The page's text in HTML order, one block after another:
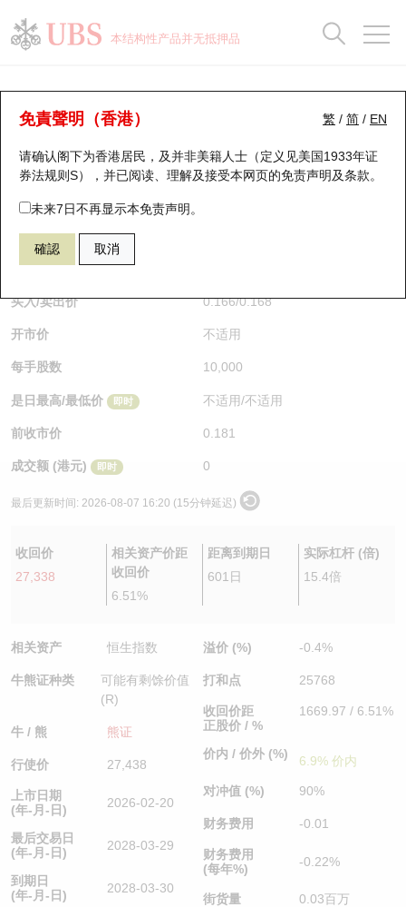
本结构性产品并无抵押品
繁 / 简 / EN
免責聲明（香港）
请确认阁下为香港居民，及并非美籍人士（定义见美国1933年证
券法规则S），并已阅读、理解及接受本网页的免责声明及条款。
未来7日不再显示本免责声明。
確認 取消
牛熊证分析仪
表现 街货统计 比较
62697 瑞银熊证 HSI 恒生指数
$0.167 0.014
买入/卖出价 0.166/0.168
开市价 不适用
每手股数 10,000
是日最高/最低价 即时 不适用/不适用
前收市价 0.181
成交额 (港元) 即时 0
最后更新时间: 2026-08-07 16:20 (15分钟延迟)
收回价
27,338
相关资产价距
收回价
6.51%
距离到期日
601日
实际杠杆 (倍)
15.4倍
相关资产 恒生指数
牛熊证种类
可能有剩馀价值
(R)
牛 / 熊 熊证
行使价 27,438
上市日期
(年-月-日)
2026-02-20
最后交易日
(年-月-日)
2028-03-29
到期日
(年-月-日)
2028-03-30
溢价 (%) -0.4%
打和点 25768
收回价距
正股价 / %
1669.97 / 6.51%
价内 / 价外 (%) 6.9% 价内
对冲值 (%) 90%
财务费用 -0.01
财务费用
(每年%)
-0.22%
街货量 0.03百万
瑞银认股证一览
新发行瑞银认股证
即将到期认股证
认股证到期结算价查找
认股证分析仪
认股证速算机
认股证/牛熊证日志
认股证文件及公告
街货统计
比较
牛熊全景快搜
牛熊证搜寻
牛熊证街货分布图
正股牛熊证列表
新发行瑞银牛熊证
已收回牛熊证剩余价值
牛熊证到期结算价查找
牛熊证分析仪
牛熊证文件及公告
街货统计
比较
十大升幅/跌幅
十大认股证成交分布
十天股证占大市成交
资金流
街货统计
三十大平均引伸波幅
正股分析仪
二十大活跃股份
恒指成份股
国指成份股
科指成份股
相关资产沽空
中资ETFs溢价比较
AH 股价对照
持股比重
显示所有持股比重
每月轮证大市专题
轮证专栏
讲座及教育短片
认股证投资者教育
牛熊证投资者教育
认股证牛熊证常问问题